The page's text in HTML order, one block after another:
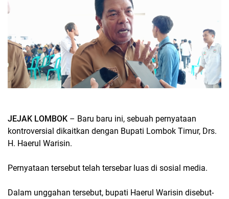
JEJAK LOMBOK – Baru baru ini, sebuah pernyataan
kontroversial dikaitkan dengan Bupati Lombok Timur, Drs.
H. Haerul Warisin.
Pernyataan tersebut telah tersebar luas di sosial media.
Dalam unggahan tersebut, bupati Haerul Warisin disebut-